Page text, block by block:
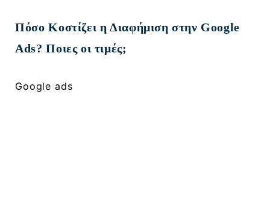
Πόσο Κοστίζει η Διαφήμιση στην Google
Ads? Ποιες οι τιμές;
Google ads